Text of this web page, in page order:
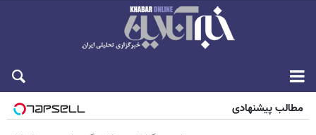
پنجشنبه ۱۵ مرداد ۱۴۰۵
مطالب پیشنهادی